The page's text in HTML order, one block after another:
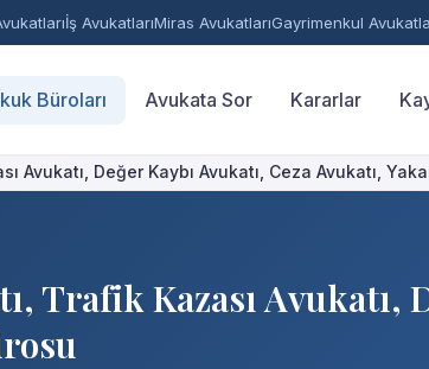
İş AvukatlarıMiras AvukatlarıGayrimenkul
Büroları Avukata Sor Kararlar
Avukatı, Değer Kaybı Avukatı, Ceza Avukatı,
Trafik Kazası Avukatı,